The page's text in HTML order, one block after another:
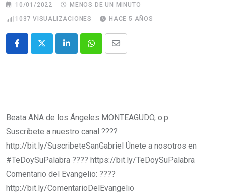
10/01/2022
MENOS DE UN MINUTO
1037 VISUALIZACIONES HACE 5 AÑOS
Beata ANA de los Ángeles MONTEAGUDO, o.p.
Suscríbete a nuestro canal ????
http://bit.ly/SuscribeteSanGabriel Únete a nosotros en
#TeDoySuPalabra​​​​​​​​​​​​​​​​ ???? https://bit.ly/TeDoySuPalabra
Comentario del Evangelio: ????
http://bit.ly/ComentarioDelEvangelio